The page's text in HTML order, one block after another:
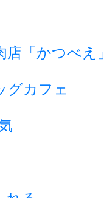
「かつべえ」
グカフェ